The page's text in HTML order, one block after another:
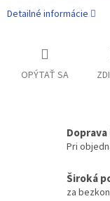
Detailné informácie
OPÝTAŤ SA
Doprava
Pri
Široká
za